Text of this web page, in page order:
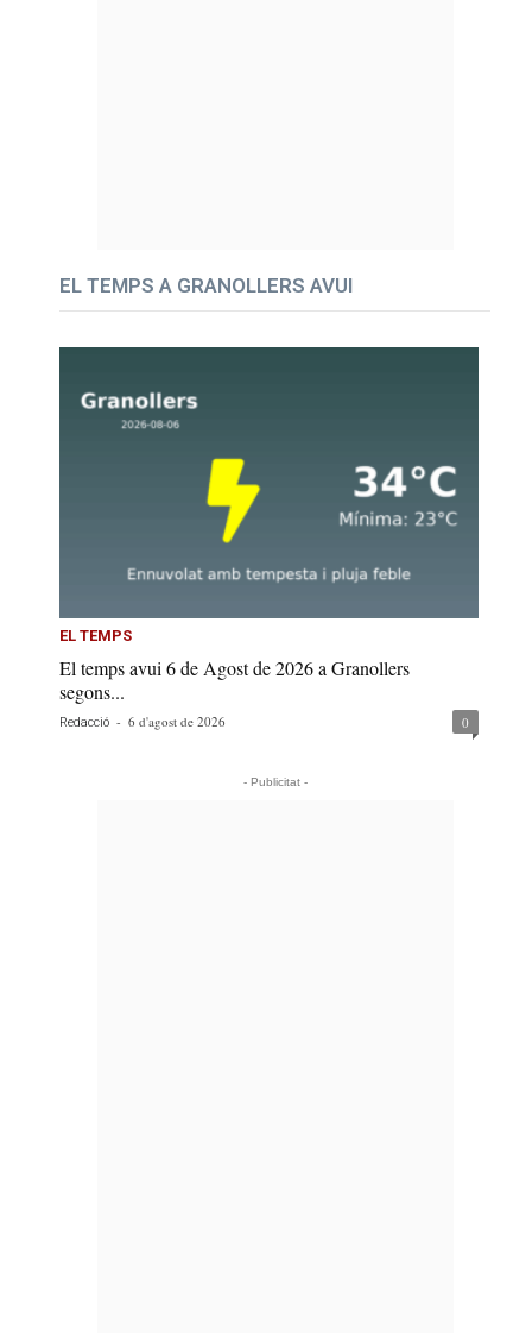
EL TEMPS A GRANOLLERS AVUI
EL TEMPS
El temps avui 6 de Agost de 2026 a Granollers
segons...
Redacció - 6 d'agost de 2026 0
- Publicitat -